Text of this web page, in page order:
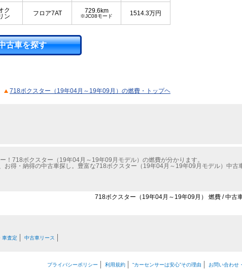
ク
ン
フロア7AT 729.6km
※JC08モード 1514.3万円
古車を探す
718ボクスター（19年04月～19年09月）の燃費・トップヘ
！718ボクスター（19年04月～19年09月モデル）の燃費が分かります。
お得・納得の中古車探し。豊富な718ボクスター（19年04月～19年09月モデル）中古
718ボクスター（19年04月～19年09月） 燃費 / 中古
車査定 中古車リース
プライバシーポリシー 利用規約 “カーセンサーは安心”その理由 お問い合わせ